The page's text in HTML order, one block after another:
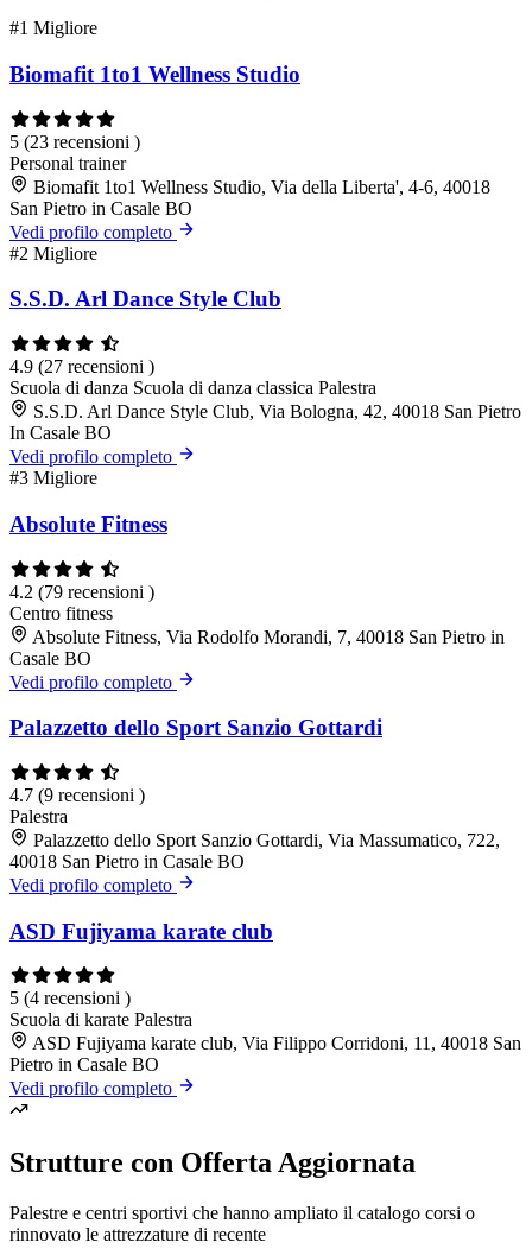
#1 Migliore
Biomafit 1to1 Wellness Studio
5 (23 recensioni )
Personal trainer
Biomafit 1to1 Wellness Studio, Via della Liberta', 4-6, 40018
San Pietro in Casale BO
Vedi profilo completo
#2 Migliore
S.S.D. Arl Dance Style Club
4.9 (27 recensioni )
Scuola di danza Scuola di danza classica Palestra
S.S.D. Arl Dance Style Club, Via Bologna, 42, 40018 San Pietro
In Casale BO
Vedi profilo completo
#3 Migliore
Absolute Fitness
4.2 (79 recensioni )
Centro fitness
Absolute Fitness, Via Rodolfo Morandi, 7, 40018 San Pietro in
Casale BO
Vedi profilo completo
Palazzetto dello Sport Sanzio Gottardi
4.7 (9 recensioni )
Palestra
Palazzetto dello Sport Sanzio Gottardi, Via Massumatico, 722,
40018 San Pietro in Casale BO
Vedi profilo completo
ASD Fujiyama karate club
5 (4 recensioni )
Scuola di karate Palestra
ASD Fujiyama karate club, Via Filippo Corridoni, 11, 40018 San
Pietro in Casale BO
Vedi profilo completo
Strutture con Offerta Aggiornata
Palestre e centri sportivi che hanno ampliato il catalogo corsi o
rinnovato le attrezzature di recente